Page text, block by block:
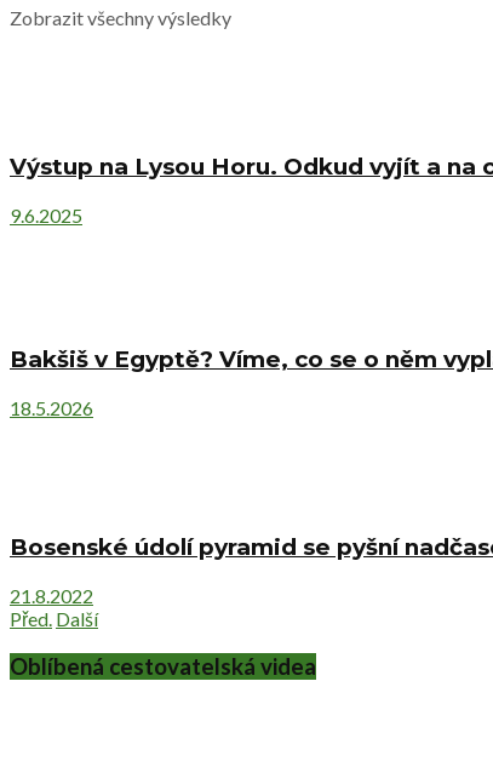
Zobrazit všechny výsledky
Výstup na Lysou Horu. Odkud vyjít a na
9.6.2025
Bakšiš v Egyptě? Víme, co se o něm
18.5.2026
Bosenské údolí pyramid se pyšní
21.8.2022
Před. Další
Oblíbená cestovatelská videa